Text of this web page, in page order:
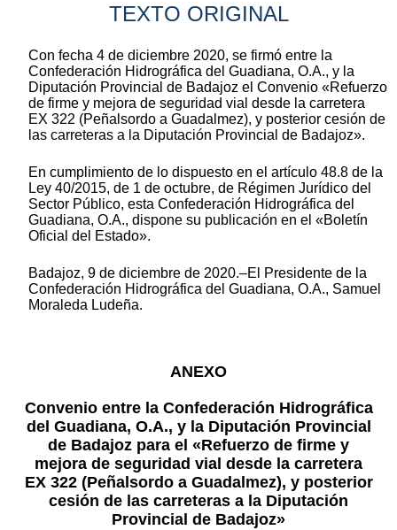
TEXTO ORIGINAL
Con fecha 4 de diciembre 2020, se firmó entre la
Confederación Hidrográfica del Guadiana, O.A., y la
Diputación Provincial de Badajoz el Convenio «Refuerzo
de firme y mejora de seguridad vial desde la carretera
EX 322 (Peñalsordo a Guadalmez), y posterior cesión de
las carreteras a la Diputación Provincial de Badajoz».
En cumplimiento de lo dispuesto en el artículo 48.8 de la
Ley 40/2015, de 1 de octubre, de Régimen Jurídico del
Sector Público, esta Confederación Hidrográfica del
Guadiana, O.A., dispone su publicación en el «Boletín
Oficial del Estado».
Badajoz, 9 de diciembre de 2020.–El Presidente de la
Confederación Hidrográfica del Guadiana, O.A., Samuel
Moraleda Ludeña.
ANEXO
Convenio entre la Confederación Hidrográfica
del Guadiana, O.A., y la Diputación Provincial
de Badajoz para el «Refuerzo de firme y
mejora de seguridad vial desde la carretera
EX 322 (Peñalsordo a Guadalmez), y posterior
cesión de las carreteras a la Diputación
Provincial de Badajoz»